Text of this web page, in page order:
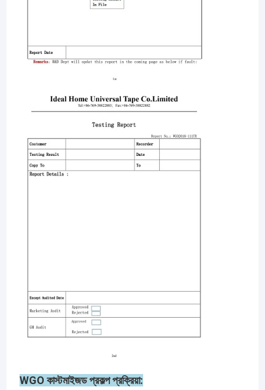
WGO কাস্টমাইজড প্রকল্প প্রক্রিয়া: